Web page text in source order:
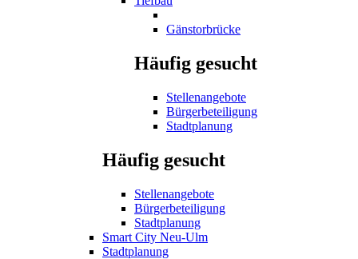
Gänstorbrücke
Häufig gesucht
Stellenangebote
Bürgerbeteiligung
Stadtplanung
Häufig gesucht
Stellenangebote
Bürgerbeteiligung
Stadtplanung
Smart City Neu-Ulm
Stadtplanung